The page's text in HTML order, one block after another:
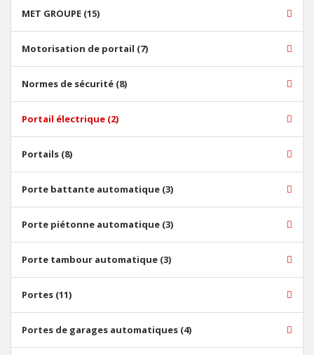
MET GROUPE (15)
Motorisation de portail (7)
Normes de sécurité (8)
Portail électrique (2)
Portails (8)
Porte battante automatique (3)
Porte piétonne automatique (3)
Porte tambour automatique (3)
Portes (11)
Portes de garages automatiques (4)